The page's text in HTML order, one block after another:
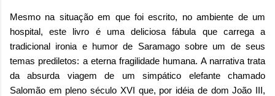
Mesmo na situação em que foi escrito, no ambiente de um
hospital, este livro é uma deliciosa fábula que carrega a
tradicional ironia e humor de Saramago sobre um de seus
temas prediletos: a eterna fragilidade humana. A narrativa trata
da absurda viagem de um simpático elefante chamado
Salomão em pleno século XVI que, por idéia de dom João III,